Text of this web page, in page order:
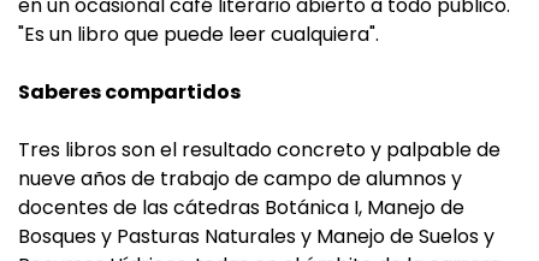
"Es un libro que puede leer cualquiera".
Saberes compartidos
Tres libros son el resultado concreto y palpable de
nueve años de trabajo de campo de alumnos y
docentes de las cátedras Botánica I, Manejo de
Bosques y Pasturas Naturales y Manejo de Suelos y